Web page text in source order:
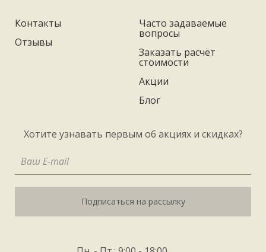
Контакты
Отзывы
Часто задаваемые
вопросы
Заказать расчёт
стоимости
Акции
Блог
Хотите узнавать первым об акциях и скидках?
Подписаться на рассылку